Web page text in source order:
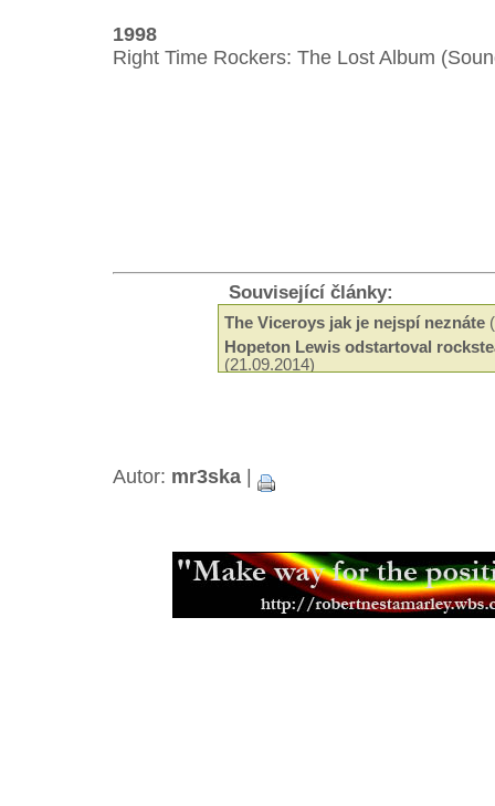
1998
Right Time Rockers: The Lost Album
Související články:
The Viceroys jak je nejspí neznáte
Hopeton Lewis odstartoval
(21.09.2014)
Beshara - 18 let kariéry a ádné
Black Roots a jejich militantní
Mikey Ras Starr, přítel Petera
Jamajská kapela Pentateuch
Bunny Striker Lee je příera
Autor: mr3ska